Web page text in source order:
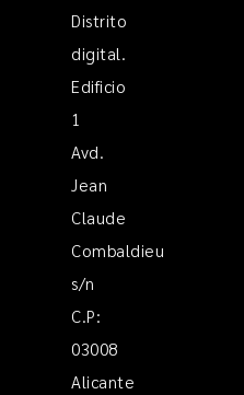
Distrito
digital.
Edificio
1
Avd.
Jean
Claude
Combaldieu
s/n
C.P:
03008
Alicante